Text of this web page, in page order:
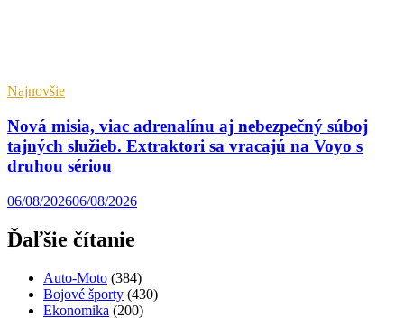
Najnovšie
Nová misia, viac adrenalínu aj nebezpečný súboj
tajných služieb. Extraktori sa vracajú na Voyo s
druhou sériou
06/08/202606/08/2026
Ďaľšie čítanie
Auto-Moto (384)
Bojové športy (430)
Ekonomika (200)